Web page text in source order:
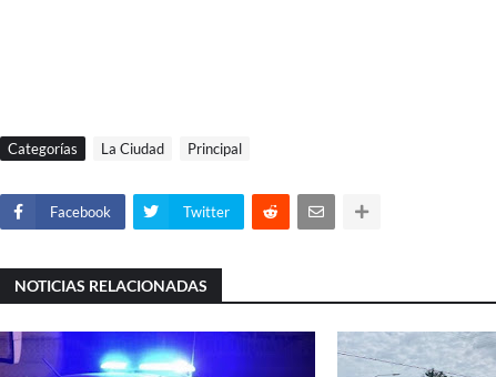
Categorías La Ciudad Principal
Facebook Twitter
NOTICIAS RELACIONADAS